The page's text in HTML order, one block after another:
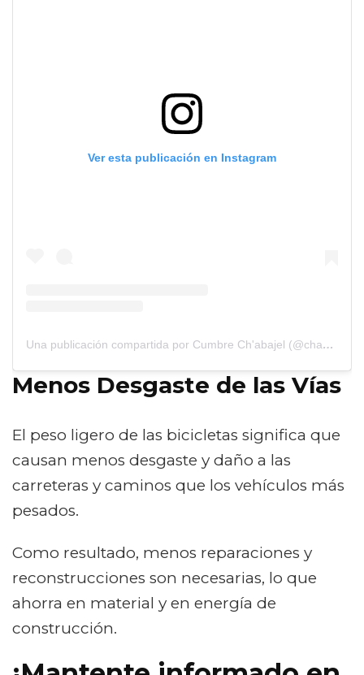
Ver esta publicación en Instagram
Una publicación compartida por Cumbre Ch'abajel (@chabajel)
Menos Desgaste de las Vías
El peso ligero de las bicicletas significa que
causan menos desgaste y daño a las
carreteras y caminos que los vehículos más
pesados.
Como resultado, menos reparaciones y
reconstrucciones son necesarias, lo que
ahorra en material y en energía de
construcción.